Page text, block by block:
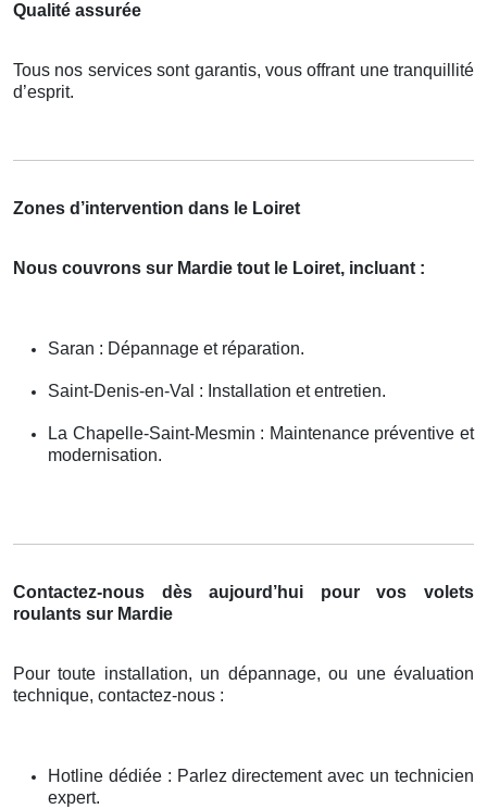
Qualité assurée
Tous nos services sont garantis, vous offrant une tranquillité
d’esprit.
Zones d’intervention dans le Loiret
Nous couvrons sur Mardie tout le Loiret, incluant :
Saran : Dépannage et réparation.
Saint-Denis-en-Val : Installation et entretien.
La Chapelle-Saint-Mesmin : Maintenance préventive et
modernisation.
Contactez-nous dès aujourd’hui pour vos volets
roulants sur Mardie
Pour toute installation, un dépannage, ou une évaluation
technique, contactez-nous :
Hotline dédiée : Parlez directement avec un technicien
expert.